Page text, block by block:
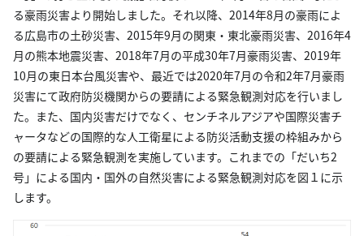
る豪雨災害より開始しました。それ以降、2014年8月の豪雨によ
る広島市の土砂災害、2015年9月の関東・東北豪雨災害、2016年4
月の熊本地震災害、2018年7月の平成30年7月豪雨災害、2019年
10月の東日本台風災害や、最近では2020年7月の令和2年7月豪雨
災害にて政府防災機関からの要請による緊急観測対応を行いまし
た。また、国内災害だけでなく、センチネルアジアや国際災害チ
ャータなどの国際的な人工衛星による防災活動支援の枠組みから
の要請による緊急観測を実施しています。これまでの「だいち2
号」による国内・国外の自然災害による緊急観測対応を図１に示
します。